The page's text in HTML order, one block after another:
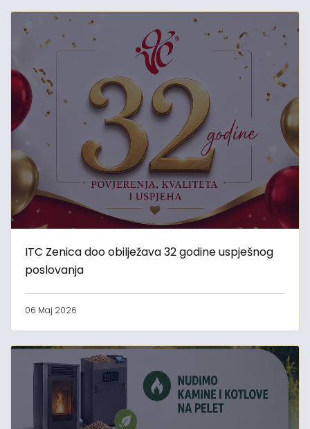
ITC Zenica doo obilježava 32 godine uspješnog
poslovanja
06 Maj 2026